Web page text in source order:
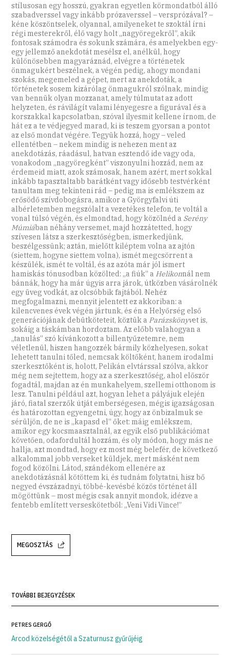
stílusosan egy hosszú, gyakran egyetlen körmondatból álló
szabadverssel vagy inkább prózaverssel – versprózával? –
kéne köszöntselek, olyannal, amilyeneket te szoktál írni
régi mesterekről, élő vagy holt „nagyöregekről”, akik
fontosak számodra és sokunk számára, és amelyekben egy-
egy jellemző anekdotát mesélsz el, anélkül, hogy
különösebben magyaráznád, elvégre a történetek
önmagukért beszélnek, a végén pedig, ahogy mondani
szokás, megemeled a gépet, mert az anekdoták, a
történetek sosem kizárólag önmagukról szólnak, mindig
van bennük olyan mozzanat, amely túlmutat az adott
helyzeten, és rávilágít valami lényegesre a figurával és a
korszakkal kapcsolatban, szóval ilyesmit kellene írnom, de
hát ez a te védjegyed marad, ki is teszem gyorsan a pontot
az első mondat végére. Tegyük hozzá, hogy – veled
ellentétben – nekem mindig is nehezen ment az
anekdotázás, ráadásul, hatvan esztendő ide vagy oda,
vonakodom „nagyöregként” viszonyulni hozzád, nem az
érdemeid miatt, azok számosak, hanem azért, mert sokkal
inkább tapasztaltabb barátként vagy idősebb testvérként
tanultam meg tekinteni rád – pedig ma is emlékszem az
erősödő szívdobogásra, amikor a Györgyfalvi úti
albérletemben megszólalt a vezetékes telefon, te voltál a
vonal túlsó végén, és elmondtad, hogy közölnéd a Serény
Múmiában néhány versemet, majd hozzátetted, hogy
szívesen látsz a szerkesztőségben, ismerkedjünk,
beszélgessünk; aztán, mielőtt kiléptem volna az ajtón
(siettem, hogyne siettem volna), ismét megcsörrent a
készülék, ismét te voltál, és az azóta már jól ismert
hamiskás tónusodban közölted: „a fiúk” a Helikonnál nem
bánnák, hogy ha már úgyis arra járok, útközben vásárolnék
egy üveg vodkát, az olcsóbbik fajtából. Nehéz
megfogalmazni, mennyit jelentett ez akkoriban: a
kilencvenes évek végén jártunk, és én a Helyőrség első
generációjának debütköteteit, köztük a Parázskönyvet is,
sokáig a táskámban hordoztam. Az előbb valahogyan a
„tanulás” szó kívánkozott a billentyűzetemre, nem
véletlenül, hiszen hangozzék bármily közhelyesen, sokat
lehetett tanulni tőled, nemcsak költőként, hanem irodalmi
szerkesztőként is, holott, Pelikán elvtárssal szólva, akkor
még nem sejtettem, hogy az a szerkesztőség, ahol először
fogadtál, majdan az én munkahelyem, szellemi otthonom is
lesz. Tanulni például azt, hogyan lehet a pályájuk elején
járó, fiatal szerzők útját emberségesen, mégis igazságosan
és határozottan egyengetni, úgy, hogy az önbizalmuk se
sérüljön, de ne is „kapasd el” őket: máig emlékszem,
amikor egy kocsmaasztalnál, az egyik első publikációmat
követően, odafordultál hozzám, és oly módon, hogy más ne
hallja, azt mondtad, hogy ez most még belefér, de következő
alkalommal jobb verseket küldjek, mert másként nem
fogod közölni. Látod, szándékom ellenére az
anekdotázásnál kötöttem ki, és tudnám folytatni, hisz bő
negyed évszázadnyi, többé-kevésbé közös történet áll
mögöttünk – most mégis csak annyit mondok, idézve a
fentebb említett verseskötetből: „Veni Vidi Vince!”
MEGOSZTÁS
TOVÁBBI BEJEGYZÉSEK
PETRES GERGŐ
Arcod közelségétől a Szaturnusz gyűrűjéig